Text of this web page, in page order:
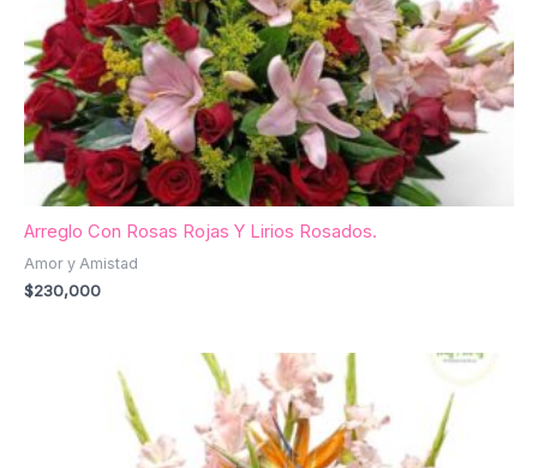
Arreglo Con Rosas Rojas Y Lirios Rosados.
Amor y Amistad
$230,000